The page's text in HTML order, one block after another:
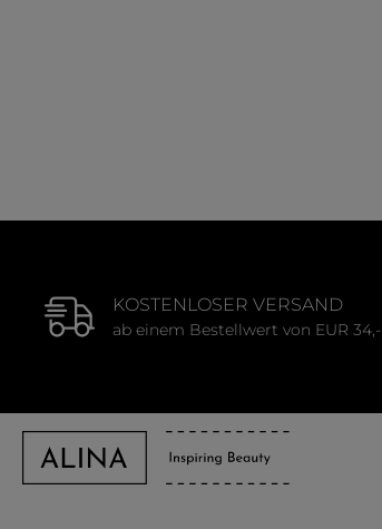
KOSTENLOSER VERSAND
ab einem Bestellwert von EUR 34,-